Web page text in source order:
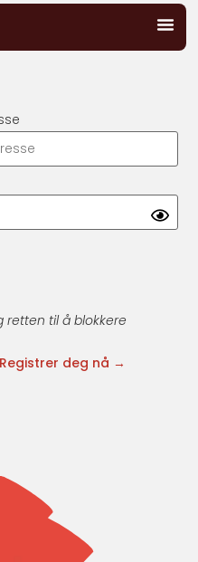
retten til å blokkere
Registrer deg nå →